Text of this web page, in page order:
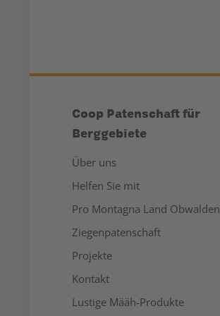
Coop Patenschaft für
Berggebiete
Über uns
Helfen Sie mit
Pro Montagna Land Obwalden
Ziegenpatenschaft
Projekte
Kontakt
Lustige Määh-Produkte